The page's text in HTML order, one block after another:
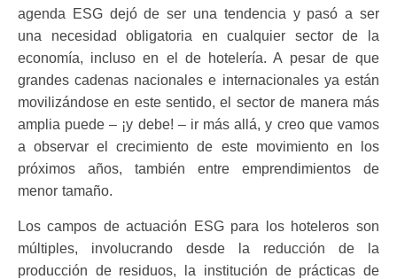
agenda ESG dejó de ser una tendencia y pasó a ser
una necesidad obligatoria en cualquier sector de la
economía, incluso en el de hotelería. A pesar de que
grandes cadenas nacionales e internacionales ya están
movilizándose en este sentido, el sector de manera más
amplia puede – ¡y debe! – ir más allá, y creo que vamos
a observar el crecimiento de este movimiento en los
próximos años, también entre emprendimientos de
menor tamaño.
Los campos de actuación ESG para los hoteleros son
múltiples, involucrando desde la reducción de la
producción de residuos, la institución de prácticas de